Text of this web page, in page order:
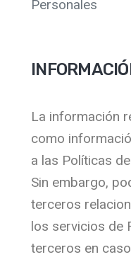
Personales
La información
como
a las Políticas
Sin embargo,
terceros
los servicios de
terceros en